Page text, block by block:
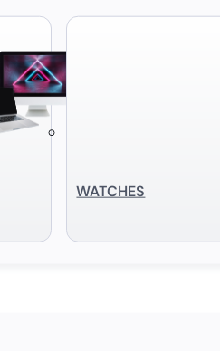
WATCHES